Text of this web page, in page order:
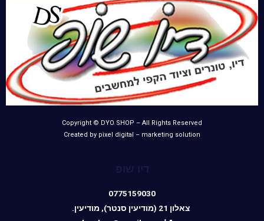
Copyright © DYO SHOP – All Rights Reserved
Created by pixel digital – marketing solution
דיו שופ
0775159030
צאלון 21 (מודיעין סנטר), מודיעין.